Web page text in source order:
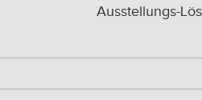
Ausstellungs-